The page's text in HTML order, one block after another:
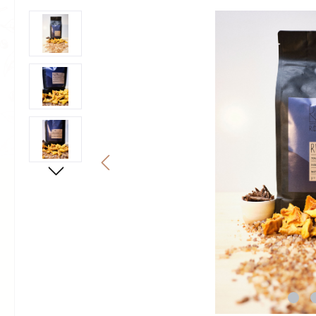
Bildergalerie überspringen